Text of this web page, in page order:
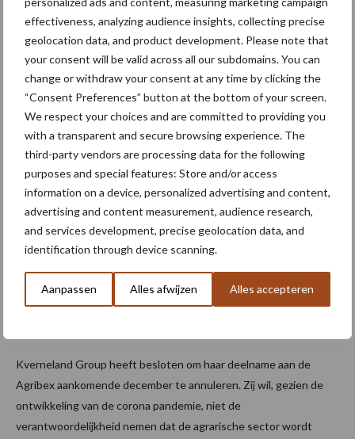
effectiveness, analyzing audience insights, collecting precise
geolocation data, and product development. Please note that
your consent will be valid across all our subdomains. You can
change or withdraw your consent at any time by clicking the
“Consent Preferences” button at the bottom of your screen.
We respect your choices and are committed to providing you
with a transparent and secure browsing experience. The
third-party vendors are processing data for the following
purposes and special features: Store and/or access
information on a device, personalized advertising and content,
advertising and content measurement, audience research,
and services development, precise geolocation data, and
identification through device scanning.
Aanpassen Alles afwijzen Alles accepteren
Op de FIE beurs in Frankfurt introduceert Cosun, in lijn met de
nieuwe strategie, een veelbelovend, nieuw product: een eiwit
geproduceerd, met een unieke combinatie van ...
Lees meer
Kverneland Group annuleert deelname
23 november 2021
Kverneland Group heeft besloten om haar deelname aan de
Agribex aankomende december te annuleren. Zij wil, gezien de
ontwikkeling van de corona pandemie, niet de
verantwoordelijkheid nemen dat de agrarische sector wordt